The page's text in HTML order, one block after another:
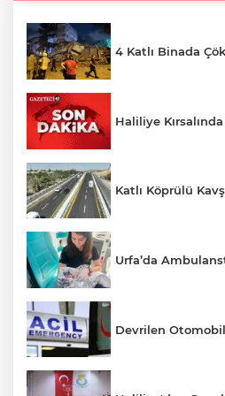
4 Katlı Binada
Haliliye
Katlı Köprülü
Urfa’da
Devrilen